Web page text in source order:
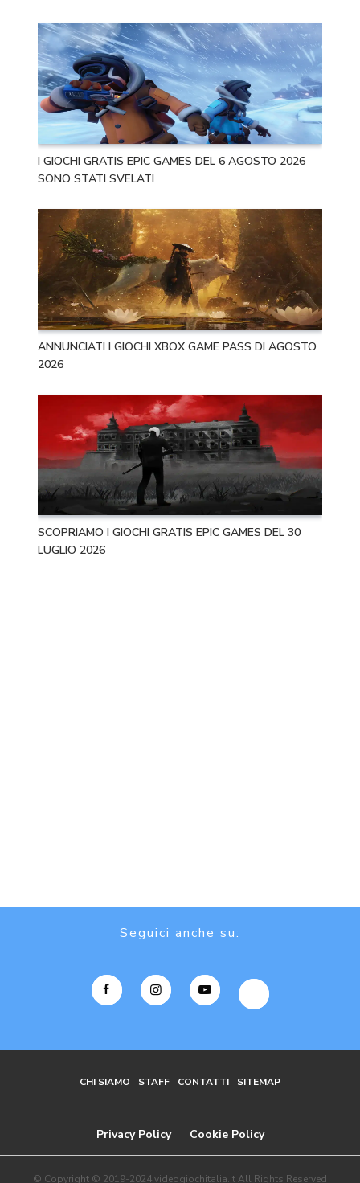
I GIOCHI GRATIS EPIC GAMES DEL 6 AGOSTO 2026
SONO STATI SVELATI
ANNUNCIATI I GIOCHI XBOX GAME PASS DI AGOSTO
2026
SCOPRIAMO I GIOCHI GRATIS EPIC GAMES DEL 30
LUGLIO 2026
Seguici anche su:
CHI SIAMO STAFF CONTATTI SITEMAP
Privacy Policy Cookie Policy
© Copyright © 2019-2024 videogiochitalia.it All Rights Reserved